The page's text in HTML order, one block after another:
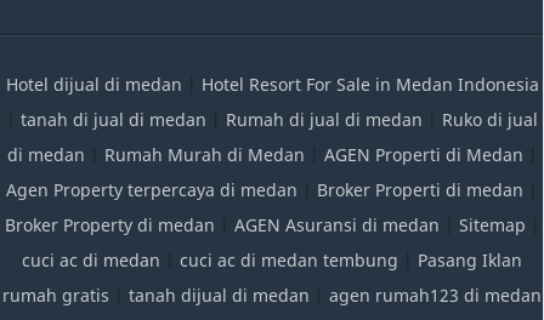
Hotel dijual di medan | Hotel Resort For Sale in Medan Indonesia
| tanah di jual di medan | Rumah di jual di medan | Ruko di jual
di medan | Rumah Murah di Medan | AGEN Properti di Medan |
Agen Property terpercaya di medan | Broker Properti di medan |
Broker Property di medan | AGEN Asuransi di medan | Sitemap |
cuci ac di medan | cuci ac di medan tembung | Pasang Iklan
rumah gratis | tanah dijual di medan | agen rumah123 di medan